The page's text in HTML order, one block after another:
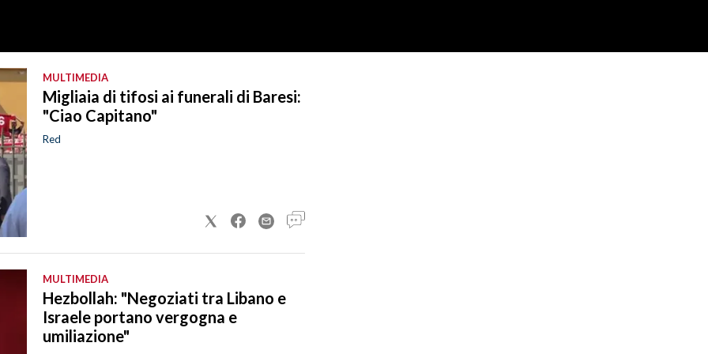
MULTIMEDIA
Migliaia di tifosi ai funerali di Baresi:
"Ciao Capitano"
Red
MULTIMEDIA
Hezbollah: "Negoziati tra Libano e
Israele portano vergogna e
umiliazione"